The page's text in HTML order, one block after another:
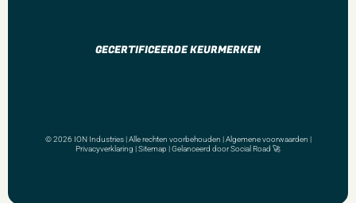
GECERTIFICEERDE KEURMERKEN
© 2026 ION Industries | Alle rechten voorbehouden |Algemene voorwaarden |
Privacyverklaring |Sitemap | Gelanceerd doorSocial Road 🚀